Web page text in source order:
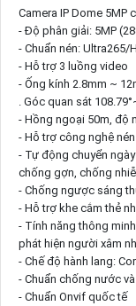
Camera IP Dome 5MP
- Độ phân giải: 5MP
- Chuẩn nén: Ultra265/
- Hỗ trợ 3 luồng video
- Ống kính 2.8mm ~
. Góc quan sát
- Hồng ngoại 50m, độ
- Hỗ trợ công nghệ
- Tự động chuyển
chống gợn, chống
- Chống ngược sáng
- Hỗ trợ khe cắm thẻ
- Tính năng thông
phát hiện người xâm
- Chế độ hành lang:
- Chuẩn chống nước
- Chuẩn Onvif quốc tế